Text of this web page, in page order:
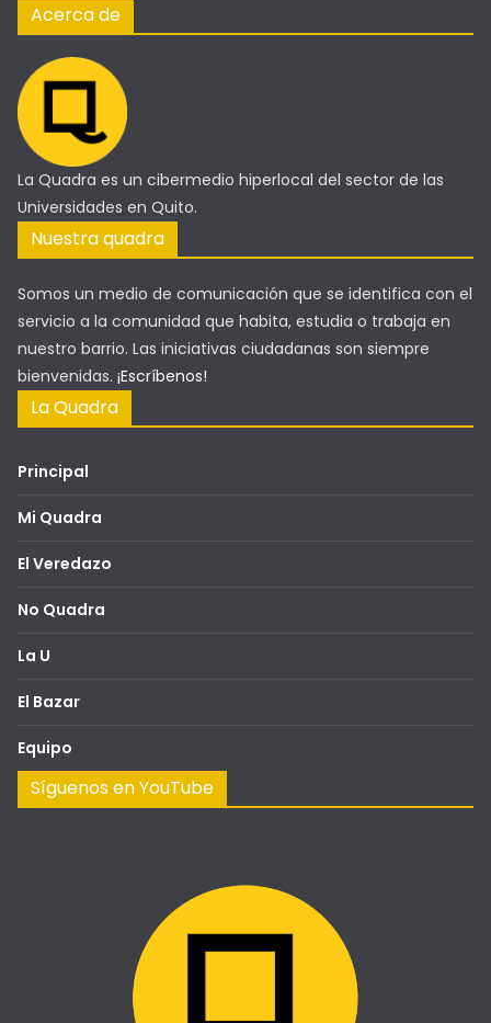
Acerca de
La Quadra es un cibermedio hiperlocal del sector de las
Universidades en Quito.
Nuestra quadra
Somos un medio de comunicación que se identifica con el
servicio a la comunidad que habita, estudia o trabaja en
nuestro barrio. Las iniciativas ciudadanas son siempre
bienvenidas. ¡Escríbenos!
La Quadra
Principal
Mi Quadra
El Veredazo
No Quadra
La U
El Bazar
Equipo
Síguenos en YouTube